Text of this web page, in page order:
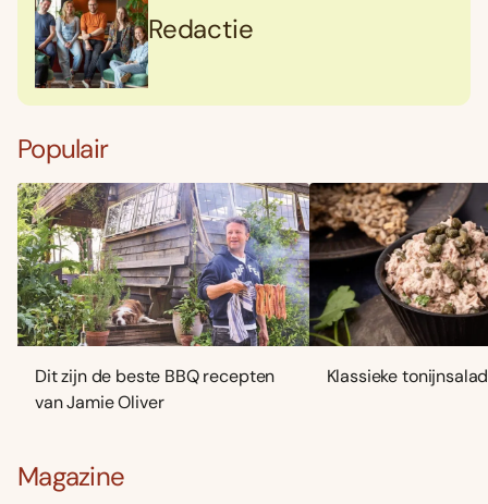
Redactie
Populair
Dit zijn de beste BBQ recepten
van Jamie Oliver
Klassieke
Magazine